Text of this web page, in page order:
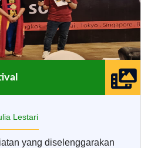
Lestari
yang diselenggarakan